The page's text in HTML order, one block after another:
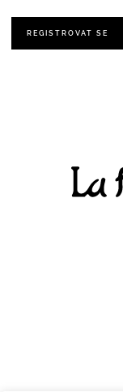
REGISTROVAT SE